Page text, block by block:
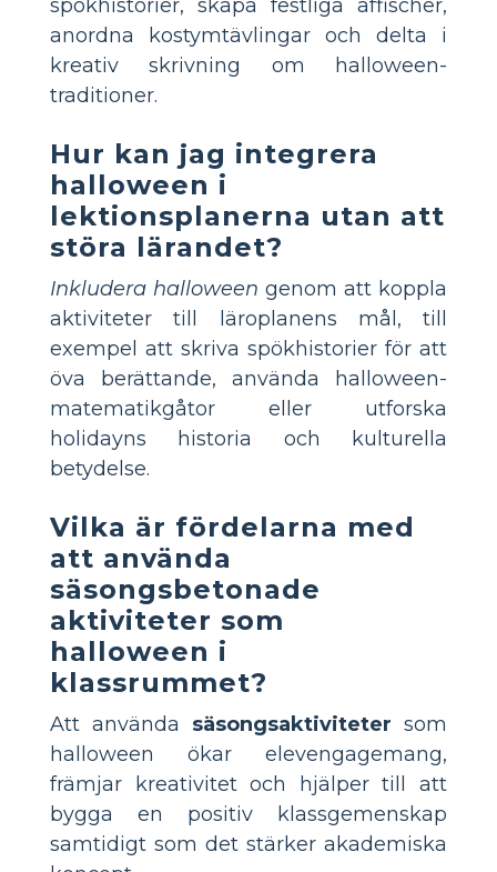
spökhistorier, skapa festliga affischer,
anordna kostymtävlingar och delta i
kreativ skrivning om halloween-
traditioner.
Hur kan jag integrera
halloween i
lektionsplanerna utan att
störa lärandet?
Inkludera halloween genom att koppla
aktiviteter till läroplanens mål, till
exempel att skriva spökhistorier för att
öva berättande, använda halloween-
matematikgåtor eller utforska
holidayns historia och kulturella
betydelse.
Vilka är fördelarna med
att använda
säsongsbetonade
aktiviteter som
halloween i
klassrummet?
Att använda säsongsaktiviteter som
halloween ökar elevengagemang,
främjar kreativitet och hjälper till att
bygga en positiv klassgemenskap
samtidigt som det stärker akademiska